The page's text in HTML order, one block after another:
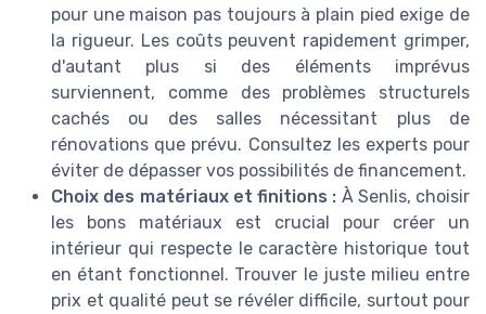
pour une maison pas toujours à plain pied exige de
la rigueur. Les coûts peuvent rapidement grimper,
d'autant plus si des éléments imprévus
surviennent, comme des problèmes structurels
cachés ou des salles nécessitant plus de
rénovations que prévu. Consultez les experts pour
éviter de dépasser vos possibilités de financement.
Choix des matériaux et finitions : À Senlis, choisir
les bons matériaux est crucial pour créer un
intérieur qui respecte le caractère historique tout
en étant fonctionnel. Trouver le juste milieu entre
prix et qualité peut se révéler difficile, surtout pour